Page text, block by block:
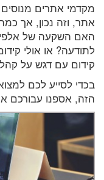
מקדמי אתרים
אתר, וזה נכון, אך
האם השקעה של אלפי
לתודעה? או אולי
קידום עם דגש על
בכדי לסייע לכם
הזה, אספנו עבורכם